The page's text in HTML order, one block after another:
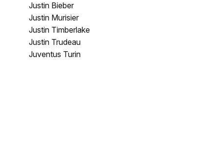
Justin Bieber
Justin Murisier
Justin Timberlake
Justin Trudeau
Juventus Turin